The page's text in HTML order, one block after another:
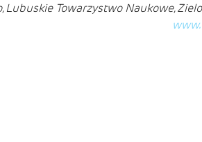
Towarzystwo Naukowe,